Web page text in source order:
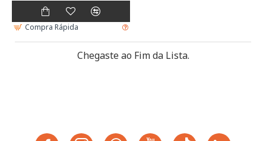
Compra Rápida
Chegaste ao Fim da Lista.